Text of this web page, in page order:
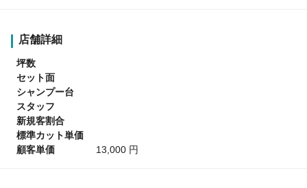
店舗詳細
坪数
セット面
シャンプー台
スタッフ
新規客割合
標準カット単価
顧客単価
13,000 円